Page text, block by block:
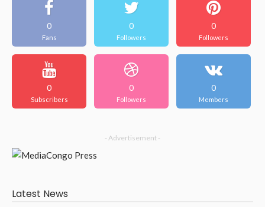
0
Fans
0
Followers
0
Followers
0
Subscribers
0
Followers
0
Members
- Advertisement -
Latest News